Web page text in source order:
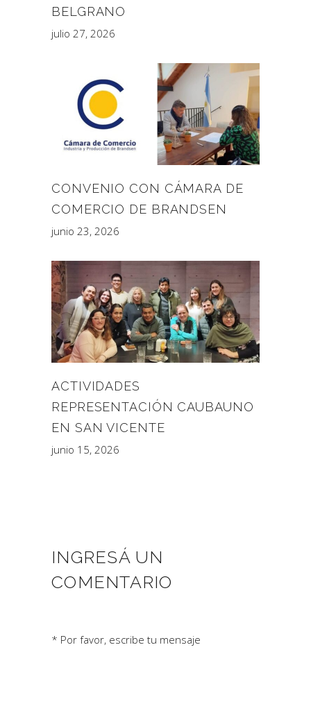
BELGRANO
julio 27, 2026
CONVENIO CON CÁMARA DE
COMERCIO DE BRANDSEN
junio 23, 2026
ACTIVIDADES
REPRESENTACIÓN CAUBAUNO
EN SAN VICENTE
junio 15, 2026
INGRESÁ UN
COMENTARIO